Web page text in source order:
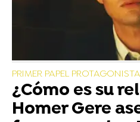
PRIMER PAPEL PROTAGONISTA
¿Cómo es su
Homer Gere